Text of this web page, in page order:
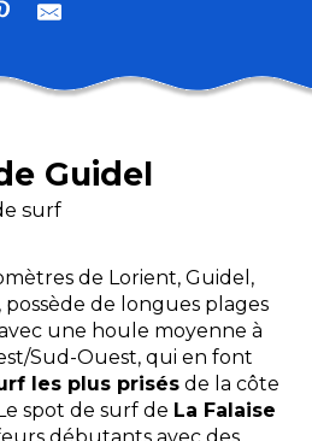
Guidel
surf
de Lorient, Guidel,
de longues plages
une houle moyenne à
Sud-Ouest, qui en font
les plus prisés de la côte
spot de surf de La Falaise